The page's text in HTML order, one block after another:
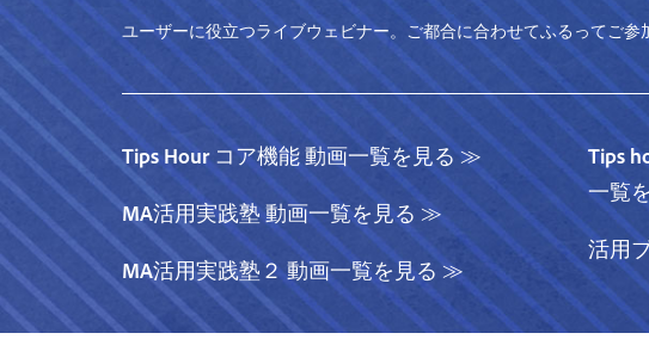
ユーザーに役立つライブウェビナー。ご都合に合わせてふるってご参
Tips Hour コア機能 動画一覧を見る ≫
MA活用実践塾 動画一覧を見る ≫
MA活用実践塾２ 動画一覧を見る ≫
Tips
一覧
活用